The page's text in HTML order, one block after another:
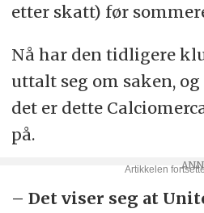
etter skatt) før
Nå har den tidligere
uttalt seg om saken,
det er dette
på.
– Det viser seg at